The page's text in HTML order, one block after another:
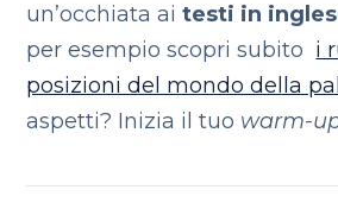
un’occhiata aitesti in
per esempio scopri subito i
posizioni del mondo della
aspetti? Inizia il tuo warm-